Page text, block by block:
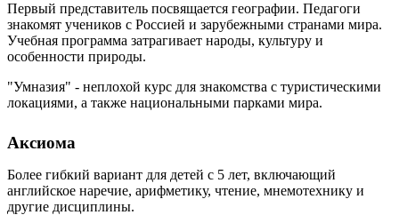
Первый представитель посвящается географии. Педагоги
знакомят учеников с Россией и зарубежными странами мира.
Учебная программа затрагивает народы, культуру и
особенности природы.
"Умназия" - неплохой курс для знакомства с туристическими
локациями, а также национальными парками мира.
Аксиома
Более гибкий вариант для детей с 5 лет, включающий
английское наречие, арифметику, чтение, мнемотехнику и
другие дисциплины.